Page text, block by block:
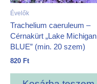
Évelők
Trachelium caeruleum –
Cérnakürt „Lake Michigan
BLUE” (min. 20 szem)
820 Ft